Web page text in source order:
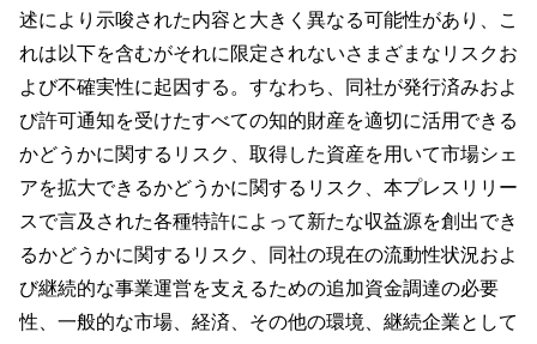
述により示唆された内容と大きく異なる可能性があり、こ
れは以下を含むがそれに限定されないさまざまなリスクお
よび不確実性に起因する。すなわち、同社が発行済みおよ
び許可通知を受けたすべての知的財産を適切に活用できる
かどうかに関するリスク、取得した資産を用いて市場シェ
アを拡大できるかどうかに関するリスク、本プレスリリー
スで言及された各種特許によって新たな収益源を創出でき
るかどうかに関するリスク、同社の現在の流動性状況およ
び継続的な事業運営を支えるための追加資金調達の必要
性、一般的な市場、経済、その他の環境、継続企業として